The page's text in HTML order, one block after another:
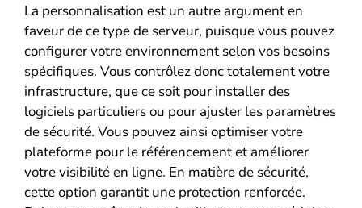
La personnalisation est un autre argument en
faveur de ce type de serveur, puisque vous pouvez
configurer votre environnement selon vos besoins
spécifiques. Vous contrôlez donc totalement votre
infrastructure, que ce soit pour installer des
logiciels particuliers ou pour ajuster les paramètres
de sécurité. Vous pouvez ainsi optimiser votre
plateforme pour le référencement et améliorer
votre visibilité en ligne. En matière de sécurité,
cette option garantit une protection renforcée.